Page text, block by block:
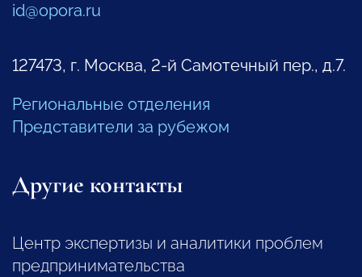
id@opora.ru
127473, г. Москва, 2-й Самотечный пер., д.7.
Региональные отделения
Представители за рубежом
Другие контакты
Центр экспертизы и аналитики проблем
предпринимательства